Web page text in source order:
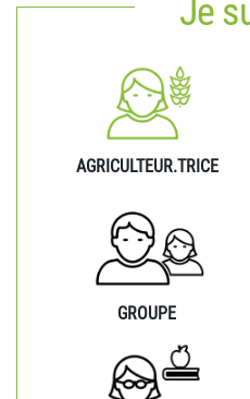
Je
AGRICULTEUR.TRICE
GROUPE